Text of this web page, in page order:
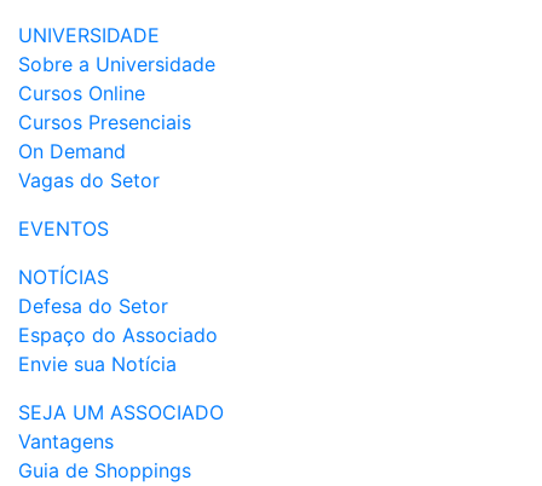
UNIVERSIDADE
Sobre a Universidade
Cursos Online
Cursos Presenciais
On Demand
Vagas do Setor
EVENTOS
NOTÍCIAS
Defesa do Setor
Espaço do Associado
Envie sua Notícia
SEJA UM ASSOCIADO
Vantagens
Guia de Shoppings